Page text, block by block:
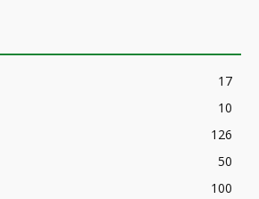
17
10
126
50
100